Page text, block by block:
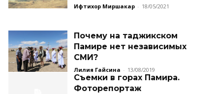
Ифтихор Миршакар - 18/05/2021
Почему на таджикском
Памире нет независимых
СМИ?
Лилия Гайсина - 13/08/2019
Съемки в горах Памира.
Фоторепортаж